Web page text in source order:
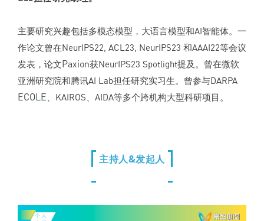
主要研究兴趣包括多模态模型，大语言模型和AI智能体。一
作论文曾在NeurIPS22, ACL23, NeurIPS23 和AAAI22等会议
发表，论文Paxion获NeurIPS23 Spotlight提及。曾在微软
亚洲研究院和腾讯AI Lab担任研究实习生。曾参与DARPA
ECOLE 、KAIROS、AIDA等多个跨机构大型科研项目。
主持人&发起人